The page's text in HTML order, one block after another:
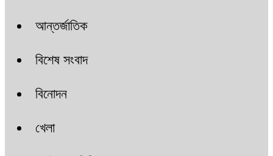
আন্তর্জাতিক
বিশেষ সংবাদ
বিনোদন
খেলা